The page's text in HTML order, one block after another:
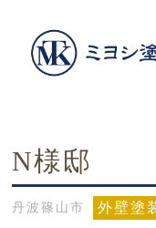
N様邸
丹波篠山市 外壁塗